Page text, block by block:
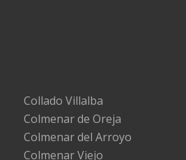
Collado Villalba
Colmenar de Oreja
Colmenar del Arroyo
Colmenar Viejo